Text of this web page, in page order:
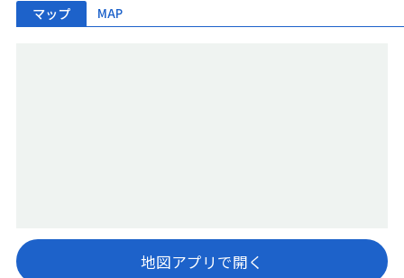
マップ MAP
地図アプリで開く